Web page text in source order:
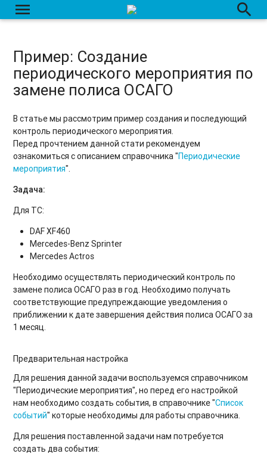
menu search
Пример: Создание
периодического мероприятия по
замене полиса ОСАГО
В статье мы рассмотрим пример создания и последующий
контроль периодического мероприятия.
Перед прочтением данной стати рекомендуем
ознакомиться с описанием справочника "Периодические
мероприятия".
Задача:
Для ТС:
DAF XF460
Mercedes-Benz Sprinter
Mercedes Actros
Необходимо осуществлять периодический контроль по
замене полиса ОСАГО раз в год. Необходимо получать
соответствующие предупреждающие уведомления о
приближении к дате завершения действия полиса ОСАГО за
1 месяц.
Предварительная настройка
Для решения данной задачи воспользуемся справочником
"Периодические мероприятия", но перед его настройкой
нам необходимо создать события, в справочнике "Список
событий" которые необходимы для работы справочника.
Для решения поставленной задачи нам потребуется
создать два события: